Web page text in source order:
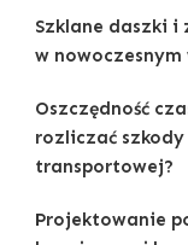
Szklane daszki i
w
Oszczędność
rozliczać
transportowej?
Projektowanie